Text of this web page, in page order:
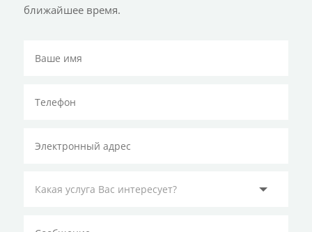
ближайшее время.